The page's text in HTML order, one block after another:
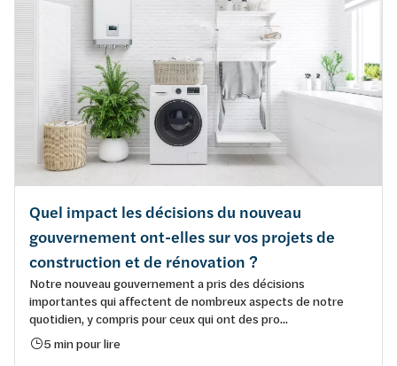
Quel impact les décisions du nouveau
gouvernement ont-elles sur vos projets de
construction et de rénovation ?
Notre nouveau gouvernement a pris des décisions
importantes qui affectent de nombreux aspects de notre
quotidien, y compris pour ceux qui ont des pro...
5 min pour lire